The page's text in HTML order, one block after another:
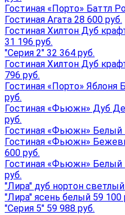
Гостиная «Порто» Баттл
Гостиная Агата 28 600 руб.
Гостиная Хилтон Дуб
31 196 руб.
"Серия 2" 32 364 руб.
Гостиная Хилтон Дуб
796 руб.
Гостиная «Порто» Яблоня
руб.
Гостиная «Фьюжн» Дуб
руб.
Гостиная «Фьюжн» Белый
Гостиная «Фьюжн»
600 руб.
Гостиная «Фьюжн» Белый
руб.
"Лира" дуб нортон
"Лира" ясень белый 59 100
"Серия 5" 59 988 руб.